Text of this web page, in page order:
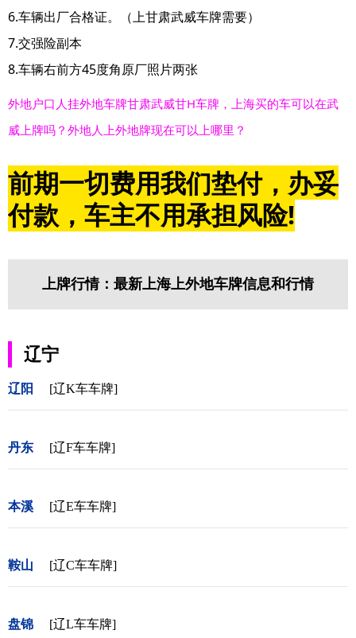
6.车辆出厂合格证。（上甘肃武威车牌需要）
7.交强险副本
8.车辆右前方45度角原厂照片两张
外地户口人挂外地车牌甘肃武威甘H车牌，上海买的车可以在武
威上牌吗？外地人上外地牌现在可以上哪里？
前期一切费用我们垫付，办妥
付款，车主不用承担风险!
上牌行情：最新上海上外地车牌信息和行情
辽宁
辽阳 [辽K车车牌]
丹东 [辽F车车牌]
本溪 [辽E车车牌]
鞍山 [辽C车车牌]
盘锦 [辽L车车牌]